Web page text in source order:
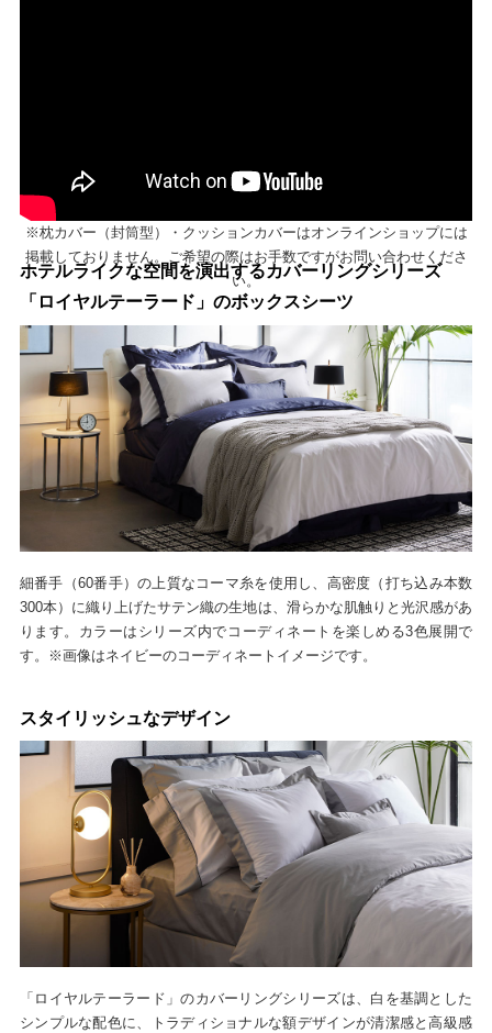
※枕カバー（封筒型）・クッションカバーはオンラインショップには
掲載しておりません。ご希望の際はお手数ですがお問い合わせくださ
い。
ホテルライクな空間を演出するカバーリングシリーズ
「ロイヤルテーラード」のボックスシーツ
細番手（60番手）の上質なコーマ糸を使用し、高密度（打ち込み本数
300本）に織り上げたサテン織の生地は、滑らかな肌触りと光沢感があ
ります。カラーはシリーズ内でコーディネートを楽しめる3色展開で
す。※画像はネイビーのコーディネートイメージです。
スタイリッシュなデザイン
「ロイヤルテーラード」のカバーリングシリーズは、白を基調とした
シンプルな配色に、トラディショナルな額デザインが清潔感と高級感